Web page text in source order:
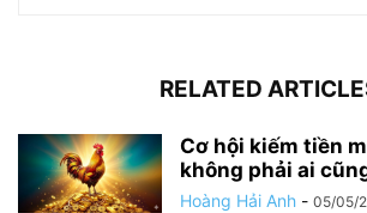
RELATED
Cơ hội kiếm tiền
không phải ai
Hoàng Hải Anh - 05/05/